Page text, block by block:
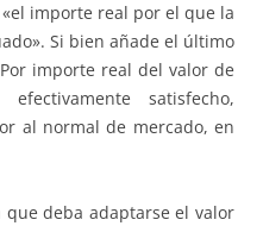
importe real por el que la
Si bien añade el último
importe real del valor de
satisfecho,
al normal de mercado, en
deba adaptarse el valor